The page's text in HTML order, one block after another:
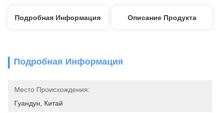
Подробная Информация Описание Продукта
Подробная Информация
Место Происхождения:
Гуандун, Китай